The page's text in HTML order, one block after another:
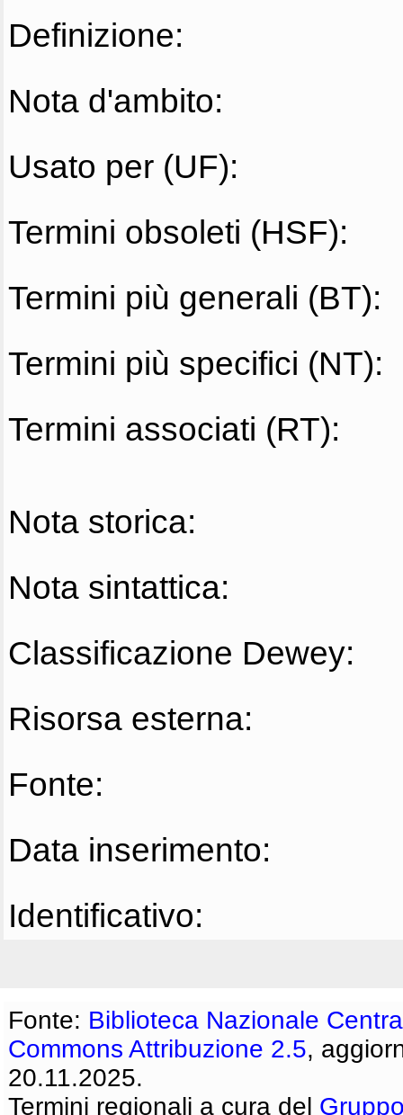
Definizione:
Nota d'ambito:
Usato per (UF):
Termini obsoleti (HSF):
Termini più generali (BT):
Termini più specifici (NT):
Termini associati (RT):
Nota storica:
Nota sintattica:
Classificazione Dewey:
Risorsa esterna:
Fonte:
Data inserimento:
Identificativo:
Fonte: Biblioteca Nazionale
Commons Attribuzione 2.5,
20.11.2025.
Termini regionali a cura del